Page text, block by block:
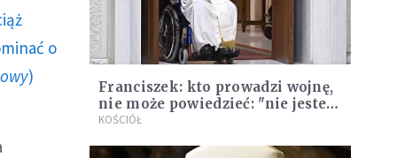
o
)
Franciszek: kto prowadzi wojnę,
nie może powiedzieć: "nie jestem
szalony"
KOŚCIÓŁ